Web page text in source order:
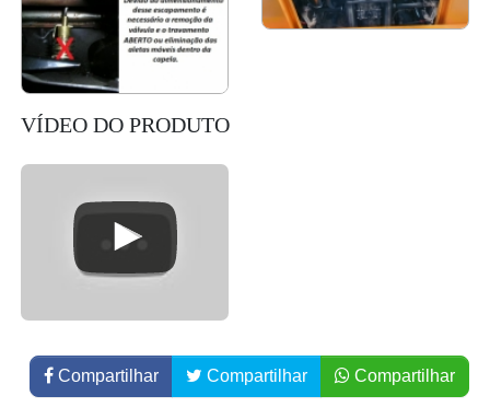
VÍDEO DO PRODUTO
Compartilhar Compartilhar Compartilhar